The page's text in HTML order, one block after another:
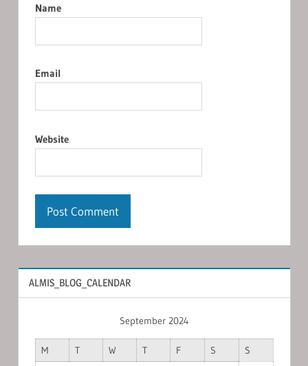
Name
Email
Website
ALMIS_BLOG_CALENDAR
September 2024
M T W T F S
S